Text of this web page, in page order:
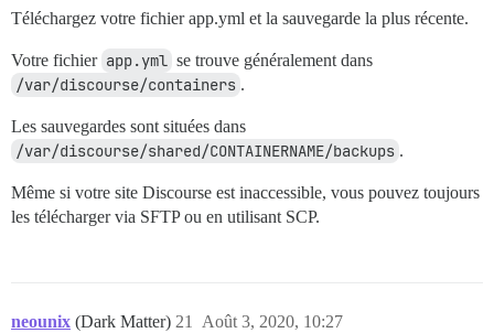
Téléchargez votre fichier app.yml et la sauvegarde la plus récente.
Votre fichier app.yml se trouve généralement dans
/var/discourse/containers .
Les sauvegardes sont situées dans
/var/discourse/shared/CONTAINERNAME/backups .
Même si votre site Discourse est inaccessible, vous pouvez toujours
les télécharger via SFTP ou en utilisant SCP.
neounix (Dark Matter) Août 3, 2020, 10:27
21